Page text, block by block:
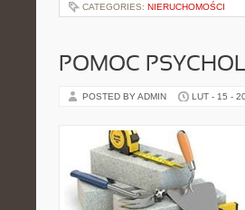
CATEGORIES: NIERUCHOMOŚCI
POMOC
POSTED BY ADMIN LUT - 15 -